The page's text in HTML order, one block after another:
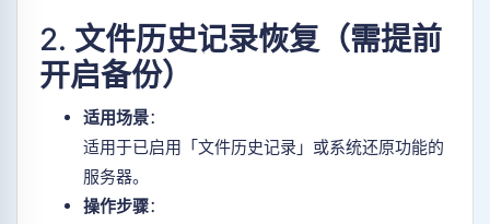
2. 文件历史记录恢复（需提前
开启备份）
适用场景：
适用于已启用「文件历史记录」或系统还原功能的
服务器。
操作步骤：